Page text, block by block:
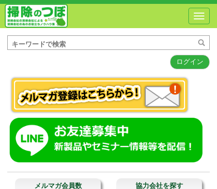
ログイン
メルマガ会員数 協力会社を探す